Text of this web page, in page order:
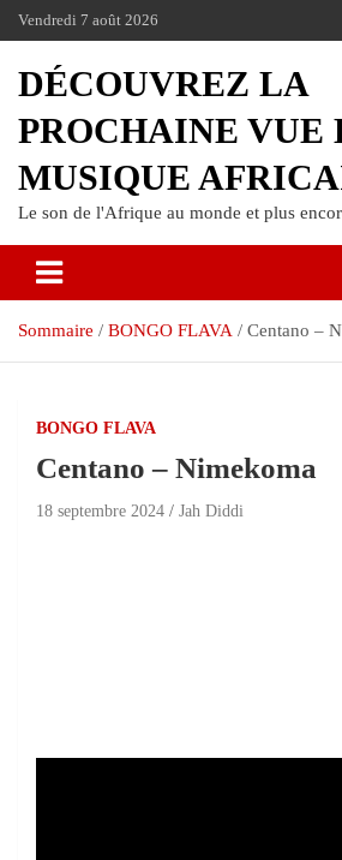
Vendredi 7 août 2026
DÉCOUVREZ LA
PROCHAINE VUE
MUSIQUE
Le son de l'Afrique au monde et plus
Sommaire BONGO FLAVA Centano –
BONGO FLAVA
Centano – Nimekoma
18 septembre 2024 Jah Diddi